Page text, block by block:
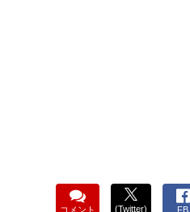
コメント (Twitter) FB